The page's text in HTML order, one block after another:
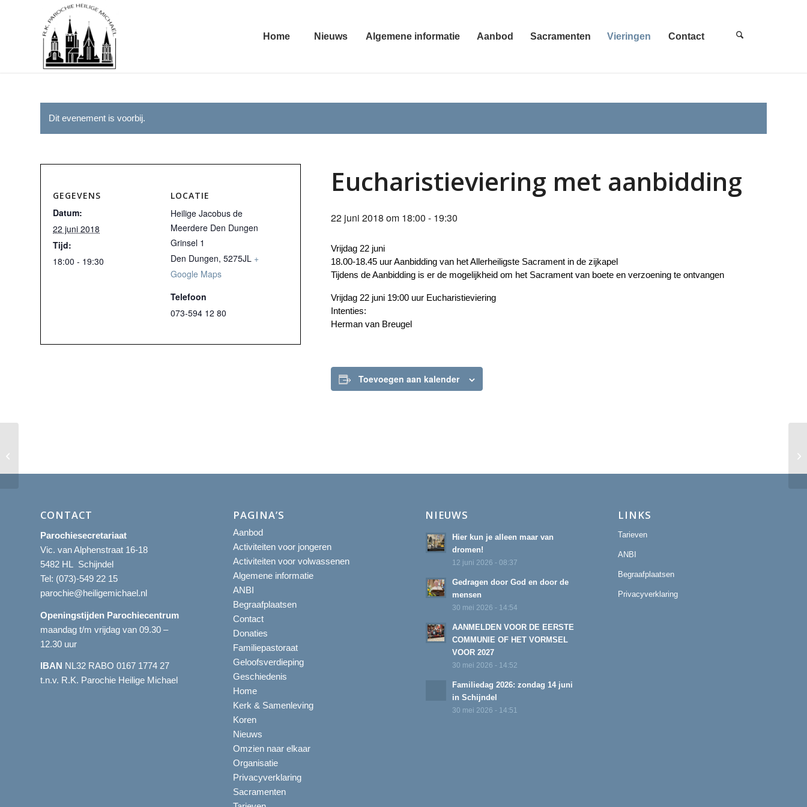
Home Nieuws Algemene informatie Aanbod Sacramenten Vieringen Contact
Dit evenement is voorbij.
Eucharistieviering met aanbidding
22 juni 2018 om 18:00 - 19:30
Vrijdag 22 juni
18.00-18.45 uur Aanbidding van het Allerheiligste Sacrament in de zijkapel
Tijdens de Aanbidding is er de mogelijkheid om het Sacrament van boete en verzoening te ontvangen
Vrijdag 22 juni 19:00 uur Eucharistieviering
Intenties:
Herman van Breugel
Toevoegen aan kalender
GEGEVENS
Datum:
22 juni 2018
Tijd:
18:00 - 19:30
LOCATIE
Heilige Jacobus de
Meerdere Den Dungen
Grinsel 1
Den Dungen, 5275JL +
Google Maps
Telefoon
073-594 12 80
CONTACT
Parochiesecretariaat
Vic. van Alphenstraat 16-18
5482 HL Schijndel
Tel: (073)-549 22 15
parochie@heiligemichael.nl
Openingstijden Parochiecentrum
maandag t/m vrijdag van 09.30 –
12.30 uur
IBAN NL32 RABO 0167 1774 27
t.n.v. R.K. Parochie Heilige Michael
PAGINA’S
Aanbod
Activiteiten voor jongeren
Activiteiten voor volwassenen
Algemene informatie
ANBI
Begraafplaatsen
Contact
Donaties
Familiepastoraat
Geloofsverdieping
Geschiedenis
Home
Kerk & Samenleving
Koren
Nieuws
Omzien naar elkaar
Organisatie
Privacyverklaring
Sacramenten
NIEUWS
Hier kun je alleen maar van
dromen!
12 juni 2026 - 08:37
Gedragen door God en door de
mensen
30 mei 2026 - 14:54
AANMELDEN VOOR DE EERSTE
COMMUNIE OF HET VORMSEL
VOOR 2027
30 mei 2026 - 14:52
Familiedag 2026: zondag 14 juni
in Schijndel
30 mei 2026 - 14:51
LINKS
Tarieven
ANBI
Begraafplaatsen
Privacyverklaring